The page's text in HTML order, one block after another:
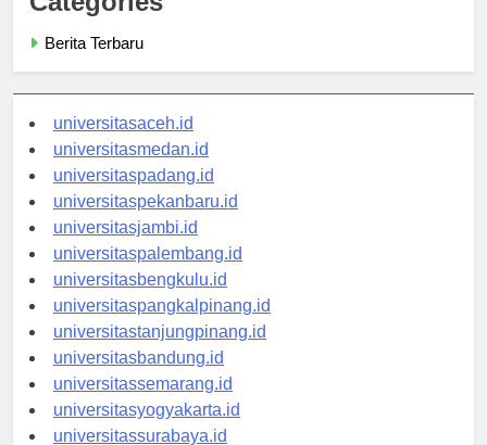
Categories
universitasaceh.id
universitasmedan.id
universitaspadang.id
universitaspekanbaru.id
universitasjambi.id
universitaspalembang.id
universitasbengkulu.id
universitaspangkalpinang.id
universitastanjungpinang.id
universitasbandung.id
universitassemarang.id
universitasyogyakarta.id